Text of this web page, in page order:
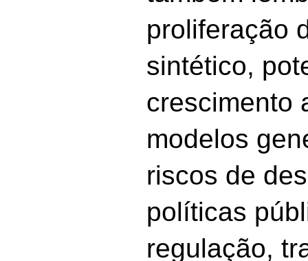
proliferação
sintético,
crescimento
modelos
riscos de
políticas
regulação,